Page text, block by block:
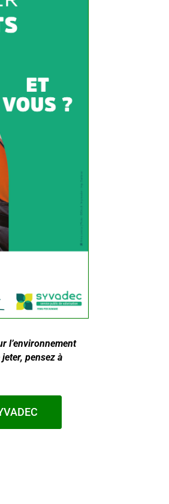
l’environnement
pensez à